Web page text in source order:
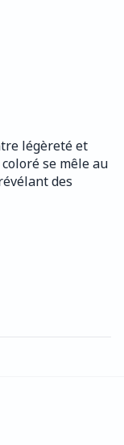
légèreté et
se mêle au
des